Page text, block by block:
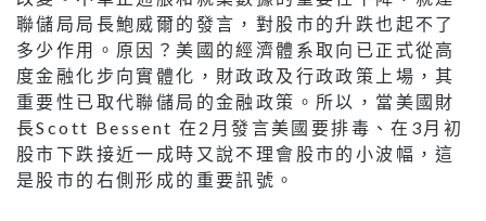
聯儲局局長鮑威爾的發言，對股市的升跌也起不了
多少作用。原因？美國的經濟體系取向已正式從高
度金融化步向實體化，財政政及行政政策上場，其
重要性已取代聯儲局的金融政策。所以，當美國財
長Scott Bessent 在2月發言美國要排毒、在3月初
股市下跌接近一成時又說不理會股市的小波幅，這
是股市的右側形成的重要訊號。